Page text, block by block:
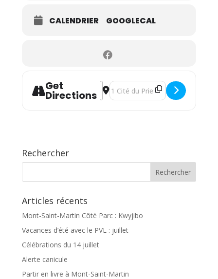
CALENDRIER GOOGLECAL
Get
Directions
Address - Journées Européennes du
Destination Address - Journées
Rechercher
Articles récents
Mont-Saint-Martin Côté Parc : Kwyjibo
Vacances d’été avec le PVL : juillet
Célébrations du 14 juillet
Alerte canicule
Partir en livre à Mont-Saint-Martin